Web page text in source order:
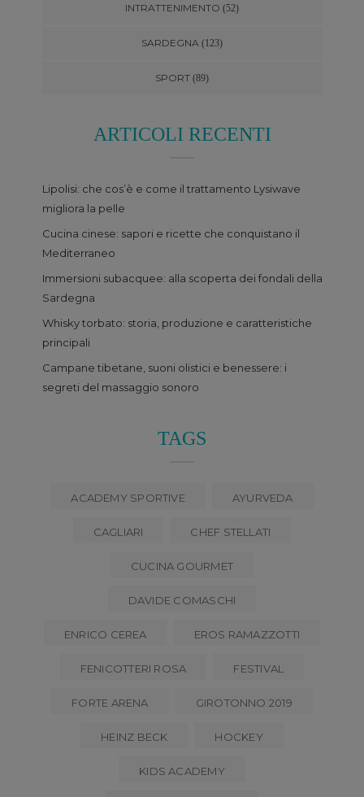
INTRATTENIMENTO (52)
SARDEGNA (123)
SPORT (89)
ARTICOLI RECENTI
Lipolisi: che cos’è e come il trattamento Lysiwave
migliora la pelle
Cucina cinese: sapori e ricette che conquistano il
Mediterraneo
Immersioni subacquee: alla scoperta dei fondali della
Sardegna
Whisky torbato: storia, produzione e caratteristiche
principali
Campane tibetane, suoni olistici e benessere: i
segreti del massaggio sonoro
TAGS
ACADEMY SPORTIVE AYURVEDA
CAGLIARI CHEF STELLATI
CUCINA GOURMET
DAVIDE COMASCHI
ENRICO CEREA EROS RAMAZZOTTI
FENICOTTERI ROSA FESTIVAL
FORTE ARENA GIROTONNO 2019
HEINZ BECK HOCKEY
KIDS ACADEMY